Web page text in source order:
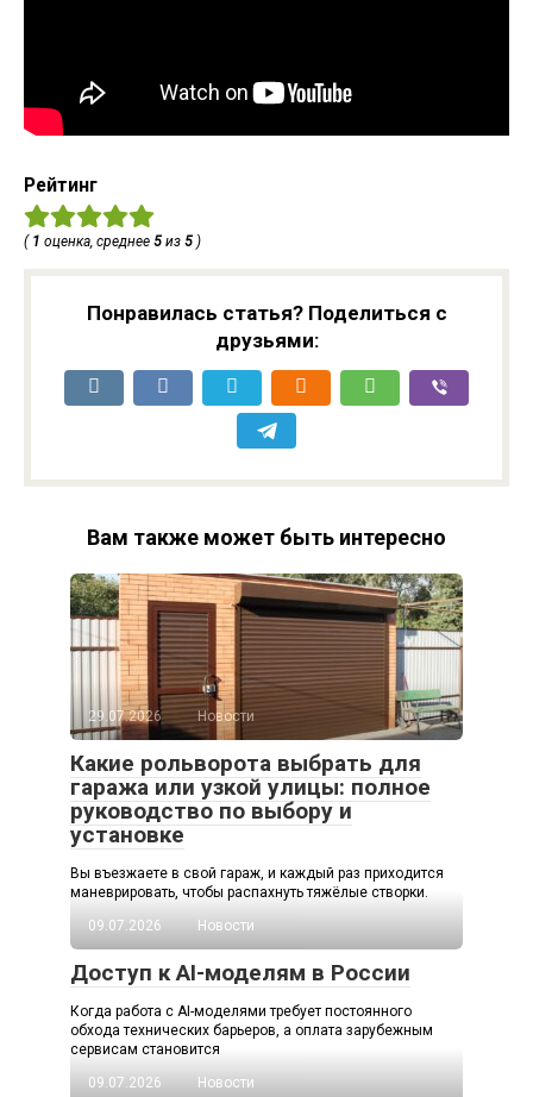
Рейтинг
( 1 оценка, среднее 5 из 5 )
Понравилась статья? Поделиться с
друзьями:
Вам также может быть интересно
29.07.2026 Новости
Какие рольворота выбрать для
гаража или узкой улицы: полное
руководство по выбору и
установке
Вы въезжаете в свой гараж, и каждый раз приходится
маневрировать, чтобы распахнуть тяжёлые створки.
09.07.2026
Новости
Доступ к AI-моделям в России
Когда работа с AI-моделями требует постоянного
обхода технических барьеров, а оплата зарубежным
сервисам становится
09.07.2026
Новости